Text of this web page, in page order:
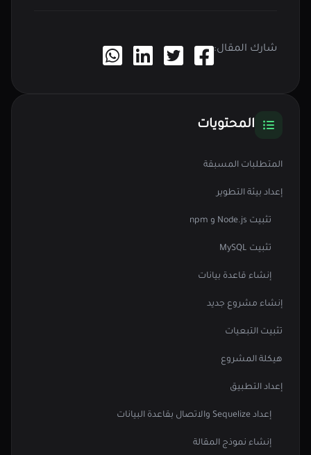
شارك المقال:
المحتويات
المتطلبات المسبقة
إعداد بيئة التطوير
تثبيت Node.js و npm
تثبيت MySQL
إنشاء قاعدة بيانات
إنشاء مشروع جديد
تثبيت التبعيات
هيكلة المشروع
إعداد التطبيق
إعداد Sequelize والاتصال بقاعدة البيانات
إنشاء نموذج المقالة